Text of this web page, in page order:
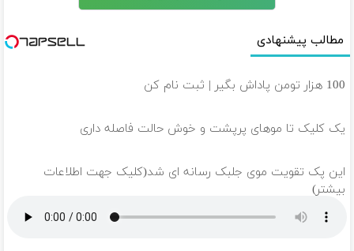
مطالب پیشنهادی
100 هزار تومن پاداش بگیر | ثبت نام کن
یک کلیک تا موهای پرپشت و خوش حالت فاصله داری
این پک تقویت موی جلبک رسانه ای شد(کلیک جهت اطلاعات
بیشتر)